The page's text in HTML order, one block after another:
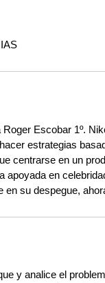
Escobar 1º.
estrategias
centrarse en un
apoyada en
en su despegue,
y analice el